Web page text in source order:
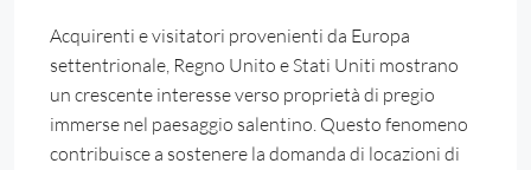
Acquirenti e visitatori provenienti da Europa
settentrionale, Regno Unito e Stati Uniti mostrano
un crescente interesse verso proprietà di pregio
immerse nel paesaggio salentino. Questo fenomeno
contribuisce a sostenere la domanda di locazioni di